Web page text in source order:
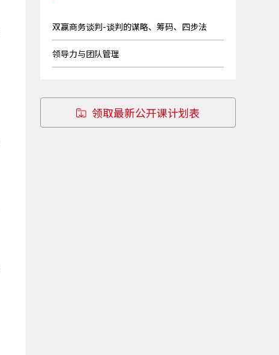
双赢商务谈判-谈判的谋略、筹码、四步法
领导力与团队管理
领取最新公开课计划表